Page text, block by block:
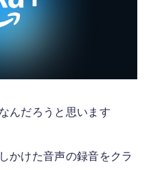
んだろうと思います
かけた音声の録音をクラ